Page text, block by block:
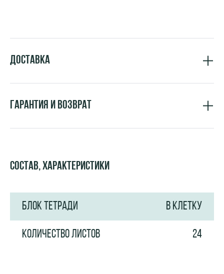
Состав, характеристики
БЛОК ТЕТРАДИ В КЛЕТКУ
КОЛИЧЕСТВО ЛИСТОВ 24
Доставка
Гарантия и возврат